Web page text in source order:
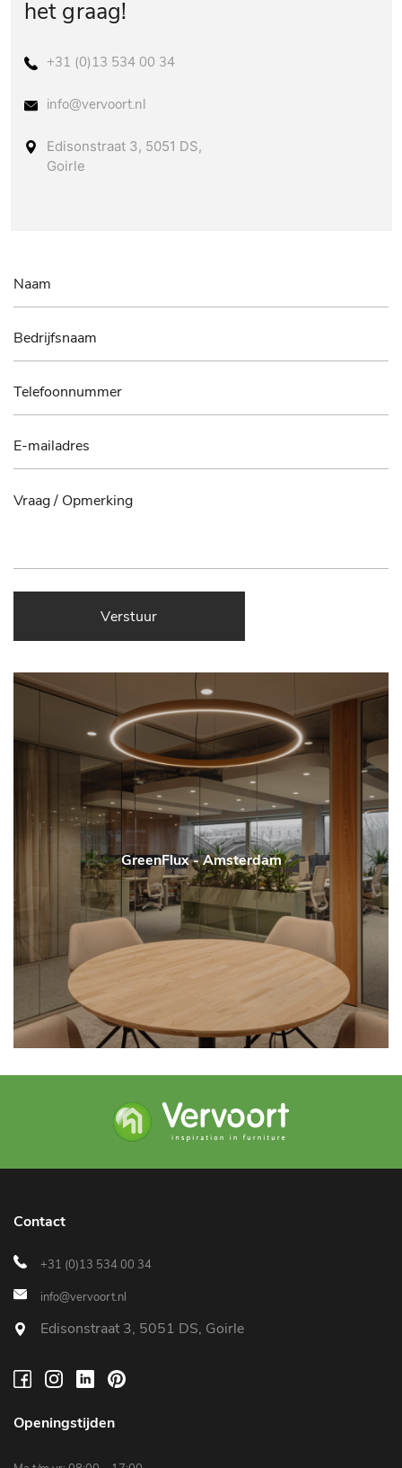
het graag!
+31 (0)13 534 00 34
info@vervoort.nl
Edisonstraat 3, 5051 DS,
Goirle
Verstuur
GreenFlux - Amsterdam
Contact
+31 (0)13 534 00 34
info@vervoort.nl
Edisonstraat 3, 5051 DS, Goirle
Openingstijden